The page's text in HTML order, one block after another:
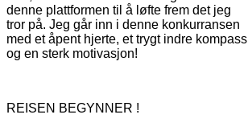
denne plattformen til å løfte frem det jeg
tror på. Jeg går inn i denne konkurransen
med et åpent hjerte, et trygt indre kompass
og en sterk motivasjon!
REISEN BEGYNNER !